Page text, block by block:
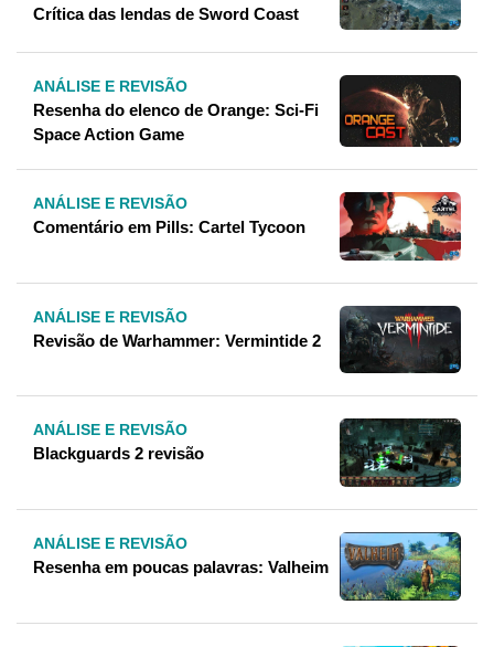
Crítica das lendas de Sword Coast
ANÁLISE E REVISÃO
Resenha do elenco de Orange: Sci-Fi
Space Action Game
ANÁLISE E REVISÃO
Comentário em Pills: Cartel Tycoon
ANÁLISE E REVISÃO
Revisão de Warhammer: Vermintide 2
ANÁLISE E REVISÃO
Blackguards 2 revisão
ANÁLISE E REVISÃO
Resenha em poucas palavras: Valheim